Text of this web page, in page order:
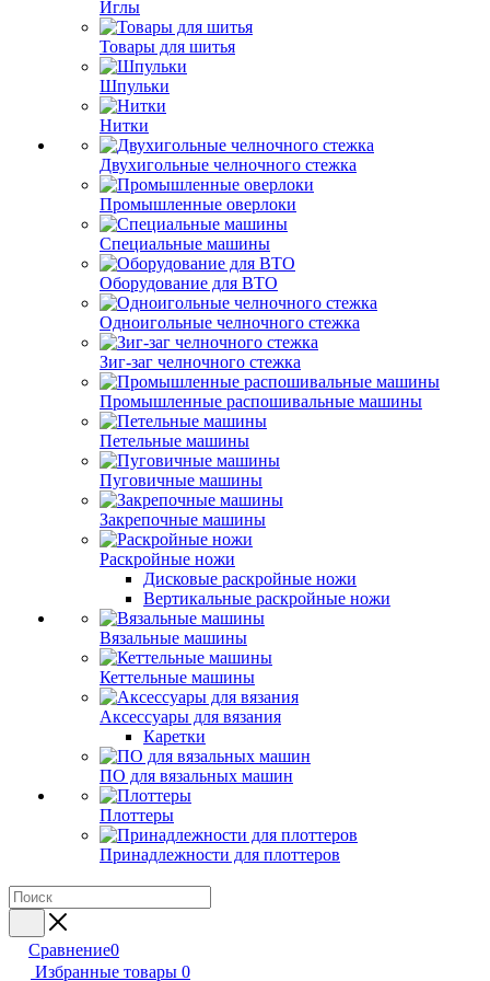
Иглы
Товары для шитья
Шпульки
Нитки
Двухигольные челночного стежка
Промышленные оверлоки
Специальные машины
Оборудование для ВТО
Одноигольные челночного стежка
Зиг-заг челночного стежка
Промышленные распошивальные машины
Петельные машины
Пуговичные машины
Закрепочные машины
Раскройные ножи
Дисковые раскройные ножи
Вертикальные раскройные ножи
Вязальные машины
Кеттельные машины
Аксессуары для вязания
Каретки
ПО для вязальных машин
Плоттеры
Принадлежности для плоттеров
Сравнение0
Избранные товары 0